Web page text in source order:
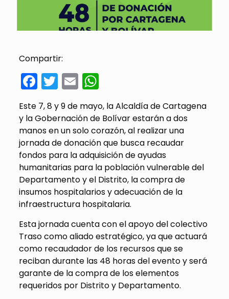
Compartir:
Facebook
Twitter
EmailWhatsApp
Este 7, 8 y 9 de mayo, la Alcaldía de Cartagena
y la Gobernación de Bolívar estarán a dos
manos en un solo corazón, al realizar una
jornada de donación que busca recaudar
fondos para la adquisición de ayudas
humanitarias para la población vulnerable del
Departamento y el Distrito, la compra de
insumos hospitalarios y adecuación de la
infraestructura hospitalaria.
Esta jornada cuenta con el apoyo del colectivo
Traso como aliado estratégico, ya que actuará
como recaudador de los recursos que se
reciban durante las 48 horas del evento y será
garante de la compra de los elementos
requeridos por Distrito y Departamento.